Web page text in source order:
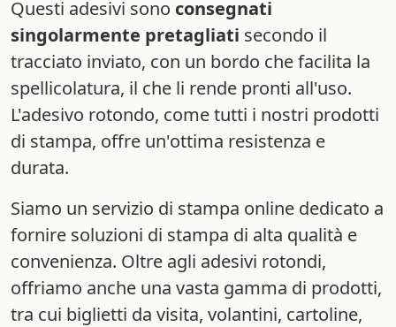
Questi adesivi sono consegnati
singolarmente pretagliati secondo il
tracciato inviato, con un bordo che facilita la
spellicolatura, il che li rende pronti all'uso.
L'adesivo rotondo, come tutti i nostri prodotti
di stampa, offre un'ottima resistenza e
durata.
Siamo un servizio di stampa online dedicato a
fornire soluzioni di stampa di alta qualità e
convenienza. Oltre agli adesivi rotondi,
offriamo anche una vasta gamma di prodotti,
tra cui biglietti da visita, volantini, cartoline,